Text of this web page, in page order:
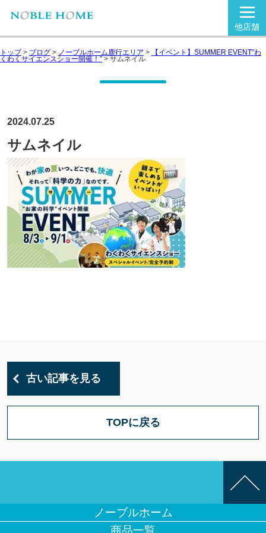
他店舗
トップ> ブログ > ノーブルホーム鹿行エリア > 【イベント】SUMMER EVENT”わ
くわくサイエンスショー開催！” > サムネイル
2024.07.25
サムネイル
古い記事を見る
TOPに戻る
ノーブルホーム
商品一覧